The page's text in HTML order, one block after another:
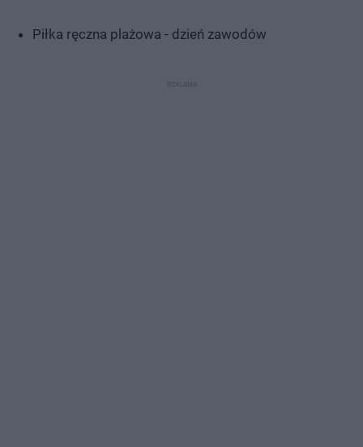
Piłka ręczna plażowa - dzień zawodów